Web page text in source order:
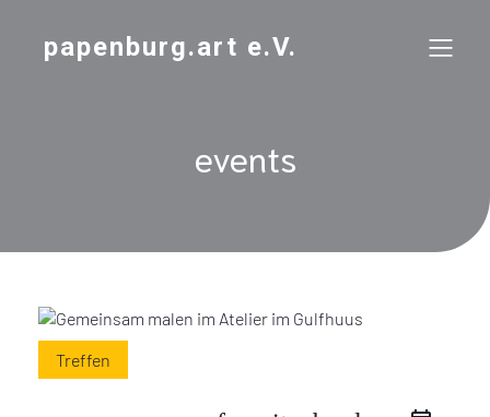
papenburg.art e.V.
events
Treffen